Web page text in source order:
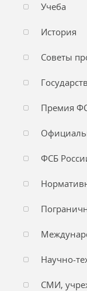
Учеба
История
Советы
Премия
ФСБ
Научно-
СМИ,